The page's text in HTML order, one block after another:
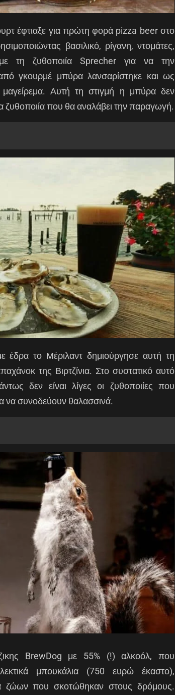
έφτιαξε για πρώτη φορά pizza beer στο
βασιλικό, ρίγανη, ντομάτες,
τη ζυθοποιία Sprecher για να την
γκουρμέ μπύρα λανσαρίστηκε και ως
μαγείρεμα. Αυτή τη στιγμή η μπύρα δεν
ζυθοποιία που θα αναλάβει την παραγωγή.
έδρα το Μέριλαντ δημιούργησε αυτή τη
της Βιρτζίνια. Στο συστατικό αυτό
δεν είναι λίγες οι ζυθοποιίες που
να συνοδεύουν θαλασσινά.
BrewDog με 55% (!) αλκοόλ, που
μπουκάλια (750 ευρώ έκαστο),
ζώων που σκοτώθηκαν στους δρόμους.